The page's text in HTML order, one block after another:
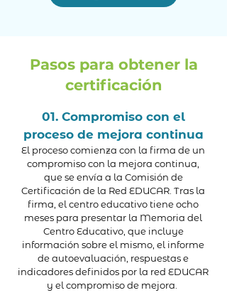
Pasos para obtener la
certificación
01. Compromiso con el
proceso de mejora continua
El proceso comienza con la firma de un
compromiso con la mejora continua,
que se envía a la Comisión de
Certificación de la Red EDUCAR. Tras la
firma, el centro educativo tiene ocho
meses para presentar la Memoria del
Centro Educativo, que incluye
información sobre el mismo, el informe
de autoevaluación, respuestas e
indicadores definidos por la red EDUCAR
y el compromiso de mejora.